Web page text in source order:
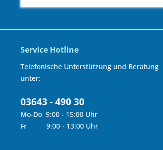
Service Hotline
Telefonische Unterstützung und Beratung
unter:
03643 - 490 30
Mo-Do 9:00 - 15:00 Uhr
Fr 9:00 - 13:00 Uhr